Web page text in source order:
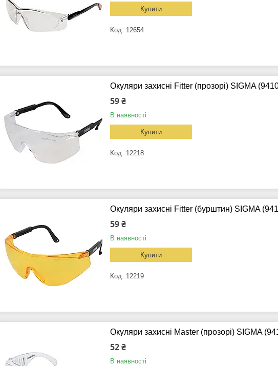
Купити
12654
Окуляри захисні Fitter (прозорі) SIGMA
59 ₴
В наявності
Купити
12218
Окуляри захисні Fitter (бурштин) SIGMA
59 ₴
В наявності
Купити
12219
Окуляри захисні Master (прозорі) SIGMA
52 ₴
В наявності